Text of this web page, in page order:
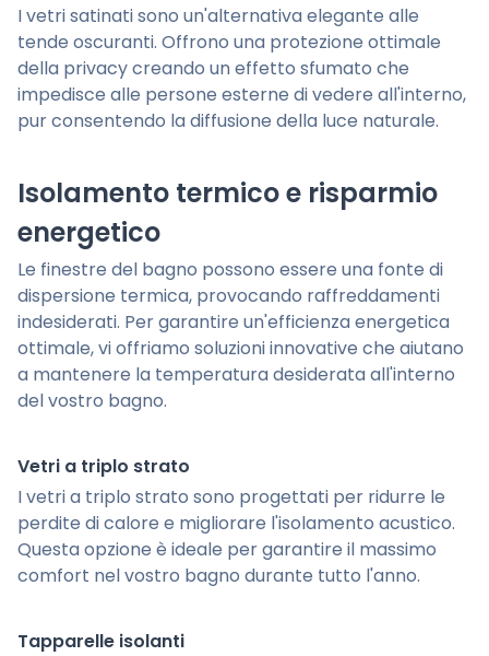
I vetri satinati sono un'alternativa elegante alle
tende oscuranti. Offrono una protezione ottimale
della privacy creando un effetto sfumato che
impedisce alle persone esterne di vedere all'interno,
pur consentendo la diffusione della luce naturale.
Isolamento termico e risparmio
energetico
Le finestre del bagno possono essere una fonte di
dispersione termica, provocando raffreddamenti
indesiderati. Per garantire un'efficienza energetica
ottimale, vi offriamo soluzioni innovative che aiutano
a mantenere la temperatura desiderata all'interno
del vostro bagno.
Vetri a triplo strato
I vetri a triplo strato sono progettati per ridurre le
perdite di calore e migliorare l'isolamento acustico.
Questa opzione è ideale per garantire il massimo
comfort nel vostro bagno durante tutto l'anno.
Tapparelle isolanti